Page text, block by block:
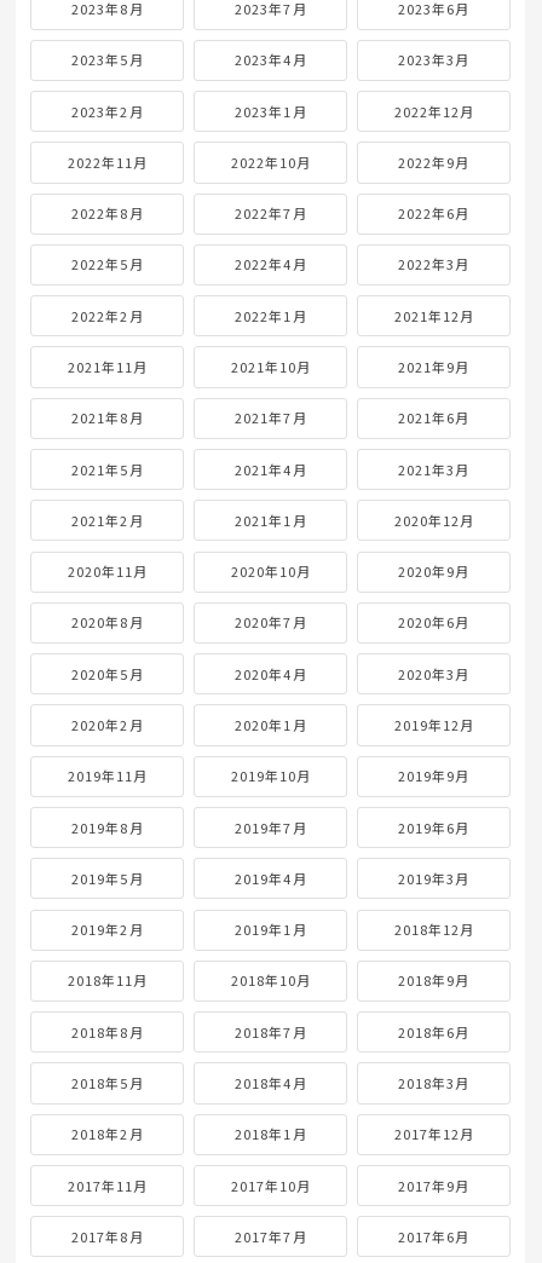
2023年8月 2023年7月 2023年6月
2023年5月 2023年4月 2023年3月
2023年2月 2023年1月 2022年12月
2022年11月 2022年10月 2022年9月
2022年8月 2022年7月 2022年6月
2022年5月 2022年4月 2022年3月
2022年2月 2022年1月 2021年12月
2021年11月 2021年10月 2021年9月
2021年8月 2021年7月 2021年6月
2021年5月 2021年4月 2021年3月
2021年2月 2021年1月 2020年12月
2020年11月 2020年10月 2020年9月
2020年8月 2020年7月 2020年6月
2020年5月 2020年4月 2020年3月
2020年2月 2020年1月 2019年12月
2019年11月 2019年10月 2019年9月
2019年8月 2019年7月 2019年6月
2019年5月 2019年4月 2019年3月
2019年2月 2019年1月 2018年12月
2018年11月 2018年10月 2018年9月
2018年8月 2018年7月 2018年6月
2018年5月 2018年4月 2018年3月
2018年2月 2018年1月 2017年12月
2017年11月 2017年10月 2017年9月
2017年8月 2017年7月 2017年6月